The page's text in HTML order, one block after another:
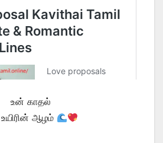
உன் காதல்
ஆழம்